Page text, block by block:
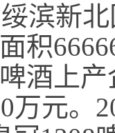
新北
积
酒上
万元。